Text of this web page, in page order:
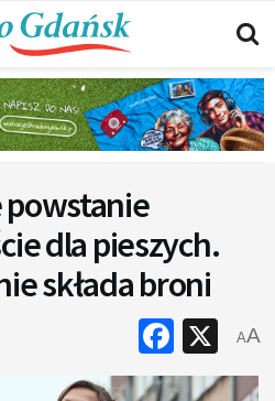
powstanie
dla pieszych.
składa broni
X
AA